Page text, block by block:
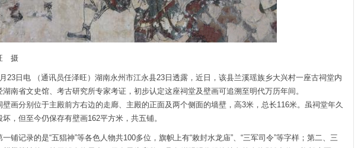
摄
23日电 （通讯员任泽旺）湖南永州市江永县23日透露，近日，该县兰溪瑶族乡大兴村一座古祠堂内
南省文史馆、考古研究所专家考证，初步认定这座祠堂及壁画可追溯至明代万历年间。
画分别位于主殿前方右边的走廊、主殿的正面及两个侧面的墙壁，高3米，总长116米。虽祠堂年久
，但至今仍保存有壁画162平方米，共五铺。
铺记录的是“五猖神”等各色人物共100多位，旗帜上有“敕封水龙庙”、“三军司令”等字样；第二、三